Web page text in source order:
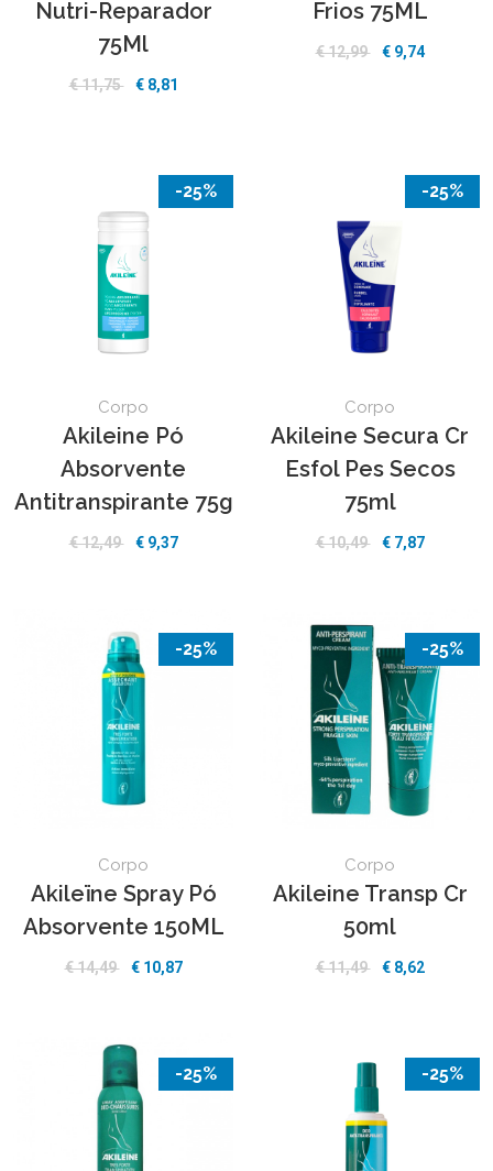
Nutri-Reparador
75Ml
€ 11,75 € 8,81
Frios 75ML
€ 12,99 € 9,74
-25%
Corpo
Akileine Pó
Absorvente
Antitranspirante 75g
€ 12,49 € 9,37
-25%
Corpo
Akileine Secura Cr
Esfol Pes Secos
75ml
€ 10,49 € 7,87
-25%
Corpo
Akileïne Spray Pó
Absorvente 150ML
€ 14,49 € 10,87
-25%
Corpo
Akileine Transp Cr
50ml
€ 11,49 € 8,62
-25% -25%